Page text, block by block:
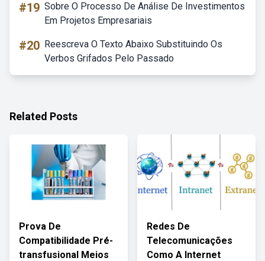
#19 Sobre O Processo De Análise De Investimentos
Em Projetos Empresariais
#20 Reescreva O Texto Abaixo Substituindo Os
Verbos Grifados Pelo Passado
Related Posts
Prova De
Compatibilidade Pré-
transfusional Meios
Redes De
Telecomunicações
Como A Internet